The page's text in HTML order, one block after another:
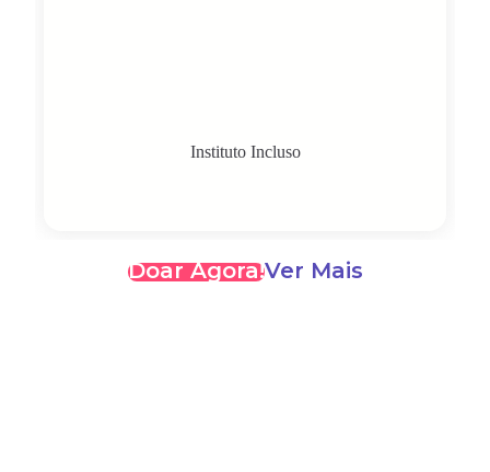
Instituto Incluso
Doar Agora!Ver Mais